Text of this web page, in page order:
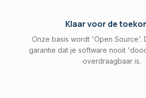
Klaar voor de
Onze basis wordt 'Open Source'.
garantie dat je software nooit
overdraagbaar is.